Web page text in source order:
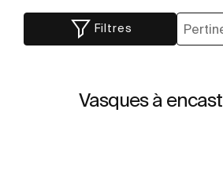
Filtres
Vasques à